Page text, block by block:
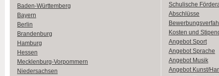
Baden-Württemberg
Bayern
Berlin
Brandenburg
Hamburg
Hessen
Mecklenburg-Vorpommern
Niedersachsen
Schulische
Abschlüsse
Kosten und
Angebot Sport
Angebot Sprache
Angebot Musik
Angebot Kunst/